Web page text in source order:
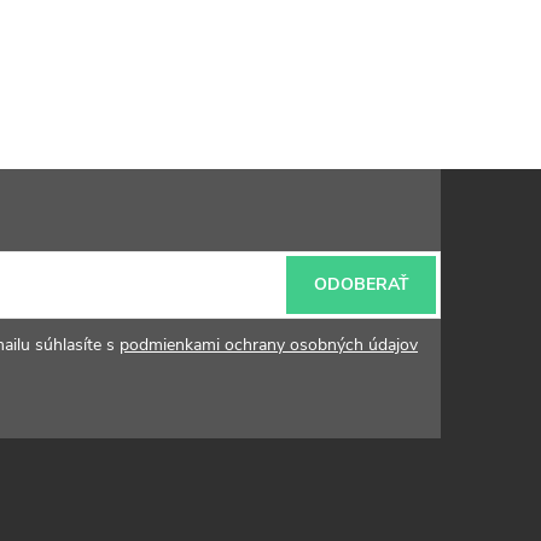
súhlasíte s podmienkami ochrany osobných údajov
ODOBERAŤ